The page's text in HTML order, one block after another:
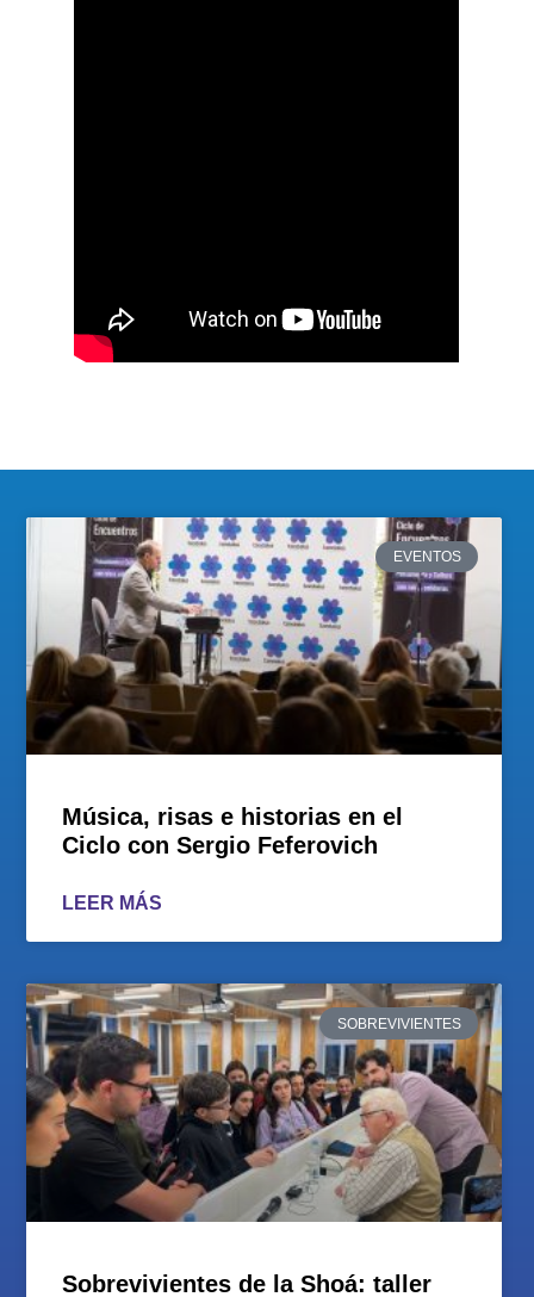
EVENTOS
Música, risas e historias en el
Ciclo con Sergio Feferovich
LEER MÁS
SOBREVIVIENTES
Sobrevivientes de la Shoá: taller